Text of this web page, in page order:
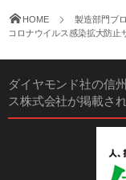
HOME 製造部門ブ
コロナウイルス感染拡大防止
ダイヤモンド社の信
ス株式会社が掲載さ